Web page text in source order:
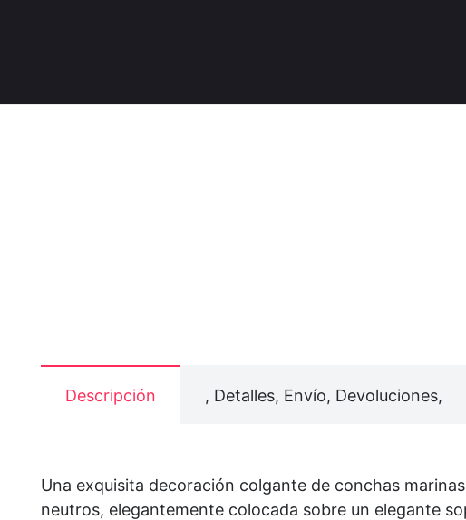
Descripción , Detalles, Envío, Devoluciones,
Una exquisita decoración colgante de conchas
neutros, elegantemente colocada sobre un elegante